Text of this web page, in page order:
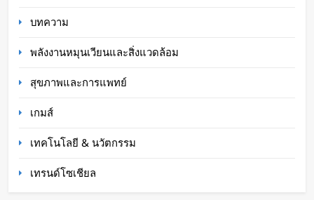
บทความ
พลังงานหมุนเวียนและสิ่งแวดล้อม
สุขภาพและการแพทย์
เกมส์
เทคโนโลยี & นวัตกรรม
เทรนด์โซเชียล